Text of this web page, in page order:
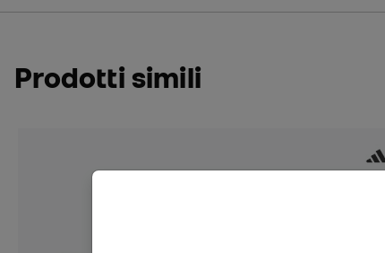
Prodotti simili